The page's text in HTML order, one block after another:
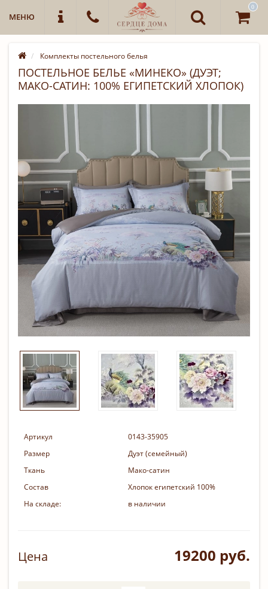
МЕНЮ
0
Комплекты постельного белья
ПОСТЕЛЬНОЕ БЕЛЬЕ «МИНЕКО» (ДУЭТ;
МАКО-САТИН: 100% ЕГИПЕТСКИЙ ХЛОПОК)
Артикул
0143-35905
Размер
Дуэт (семейный)
Ткань
Мако-сатин
Состав
Хлопок египетский 100%
На складе:
в наличии
Цена 19200 руб.